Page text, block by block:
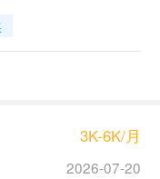
3K-6K/月
2026-07-20